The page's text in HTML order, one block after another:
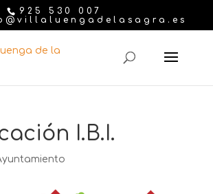
925 530 007
I.B.I.